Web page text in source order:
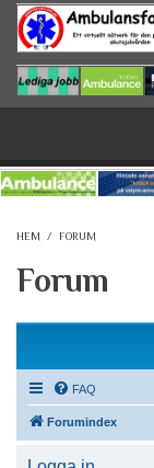
Hoppa till huvudinnehåll
HEM / FORUM
Forum